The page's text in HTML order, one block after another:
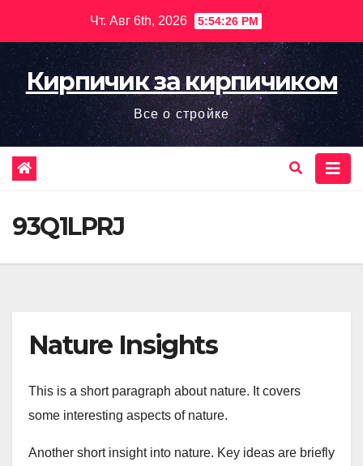
содержимому
Чт. Авг 6th, 2026 5:54:27 PM
Кирпичик за кирпичиком
Все о стройке
93Q1LPRJ
Nature Insights
This is a short paragraph about nature. It covers
some interesting aspects of nature.
Another short insight into nature. Key ideas are briefly